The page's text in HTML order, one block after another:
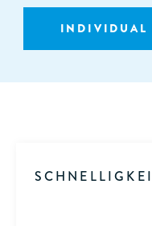
INDIVIDUAL